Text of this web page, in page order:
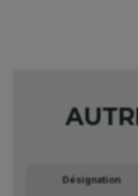
Désignation